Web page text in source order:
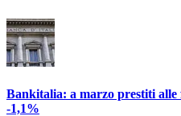
Bankitalia: a marzo prestiti alle
-1,1%